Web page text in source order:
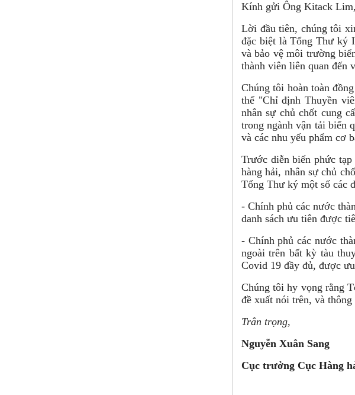
Kính gửi Ông Kitack Lim,
Lời đầu tiên, chúng tôi
đặc biệt là Tổng Thư ký
và bảo vệ môi trường
thành viên liên quan đến
Chúng tôi hoàn toàn
thể "Chỉ định Thuyền
nhân sự chủ chốt cung
trong ngành vận tải biển
và các nhu yếu phẩm cơ
Trước diễn biến phức
hàng hải, nhân sự chủ
Tổng Thư ký một số các
- Chính phủ các nước
danh sách ưu tiên được
- Chính phủ các nước
ngoài trên bất kỳ tàu
Covid 19 đầy đủ, được
Chúng tôi hy vọng rằng
đề xuất nói trên, và
Trân trọng,
Nguyễn Xuân Sang
Cục trưởng Cục Hàng